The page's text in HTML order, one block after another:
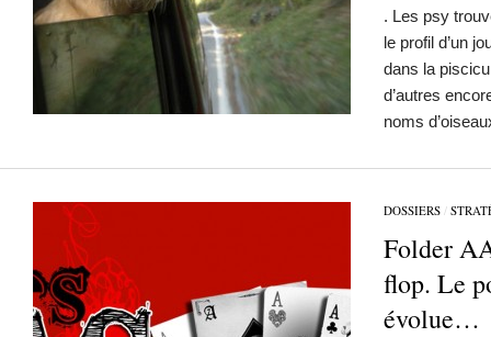
. Les psy
le profil d’un
dans la
d’autres
noms
DOSSIERS /
Folder
flop. Le
évolue…